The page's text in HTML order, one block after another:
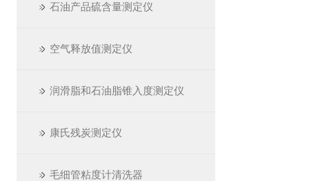
石油产品硫含量测定仪
空气释放值测定仪
润滑脂和石油脂锥入度测定仪
康氏残炭测定仪
毛细管粘度计清洗器